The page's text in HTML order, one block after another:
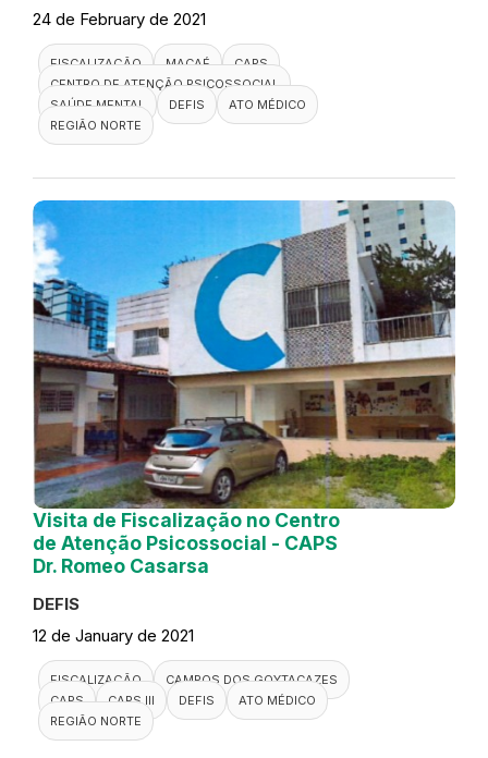
24 de February de 2021
FISCALIZAÇÃO MACAÉ
CAPS
CENTRO DE ATENÇÃO PSICOSSOCIAL
SAÚDE MENTAL
DEFIS
ATO MÉDICO
REGIÃO NORTE
Visita de Fiscalização no Centro
de Atenção Psicossocial - CAPS
Dr. Romeo Casarsa
DEFIS
12 de January de 2021
FISCALIZAÇÃO
CAMPOS DOS GOYTACAZES
CAPS
CAPS III DEFIS
ATO MÉDICO
REGIÃO NORTE